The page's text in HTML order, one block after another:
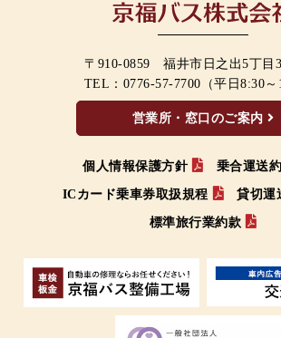
〒910-0859 福井市日之出5丁目
TEL： 0776-57-7700 （平日8:30～
営業所・窓口のご案内
個人情報保護方針 乗合運送
ICカード乗車券取扱規程 貸切運
標準旅行業約款